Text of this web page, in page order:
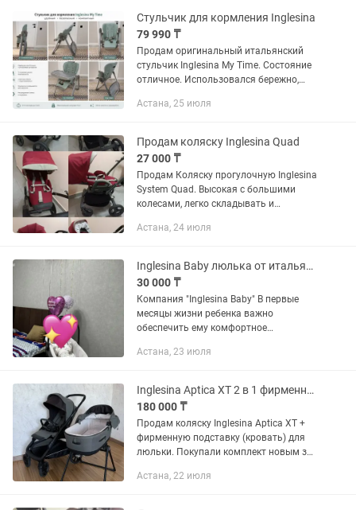
Стульчик для кормления Inglesina
79 990 ₸
Продам оригинальный итальянский
стульчик Inglesina My Time. Состояние
отличное. Использовался бережно,
устойчивый и безопасный. Все
Астана, 25 июля
Продам коляску Inglesina Quad
27 000 ₸
Продам Коляску прогулочную Inglesina
System Quad. Высокая с большими
колесами, легко складывать и
комплекте : прогулочный блок, накидка
Астана, 24 июля
Inglesina Baby люлька от итальянский бренда
30 000 ₸
Компания "Inglesina Baby" В первые
месяцы жизни ребенка важно
обеспечить ему комфортное
свободно двигаться, спать и с
окружающими. Недопустимо...
Астана, 23 июля
Inglesina Aptica XT 2 в 1 фирменная StandUp
180 000 ₸
Продам коляску Inglesina Aptica XT +
фирменную подставку (кровать) для
люльки. Покупали комплект новым за
Коляска в отличном состоянии,
Астана, 22 июля